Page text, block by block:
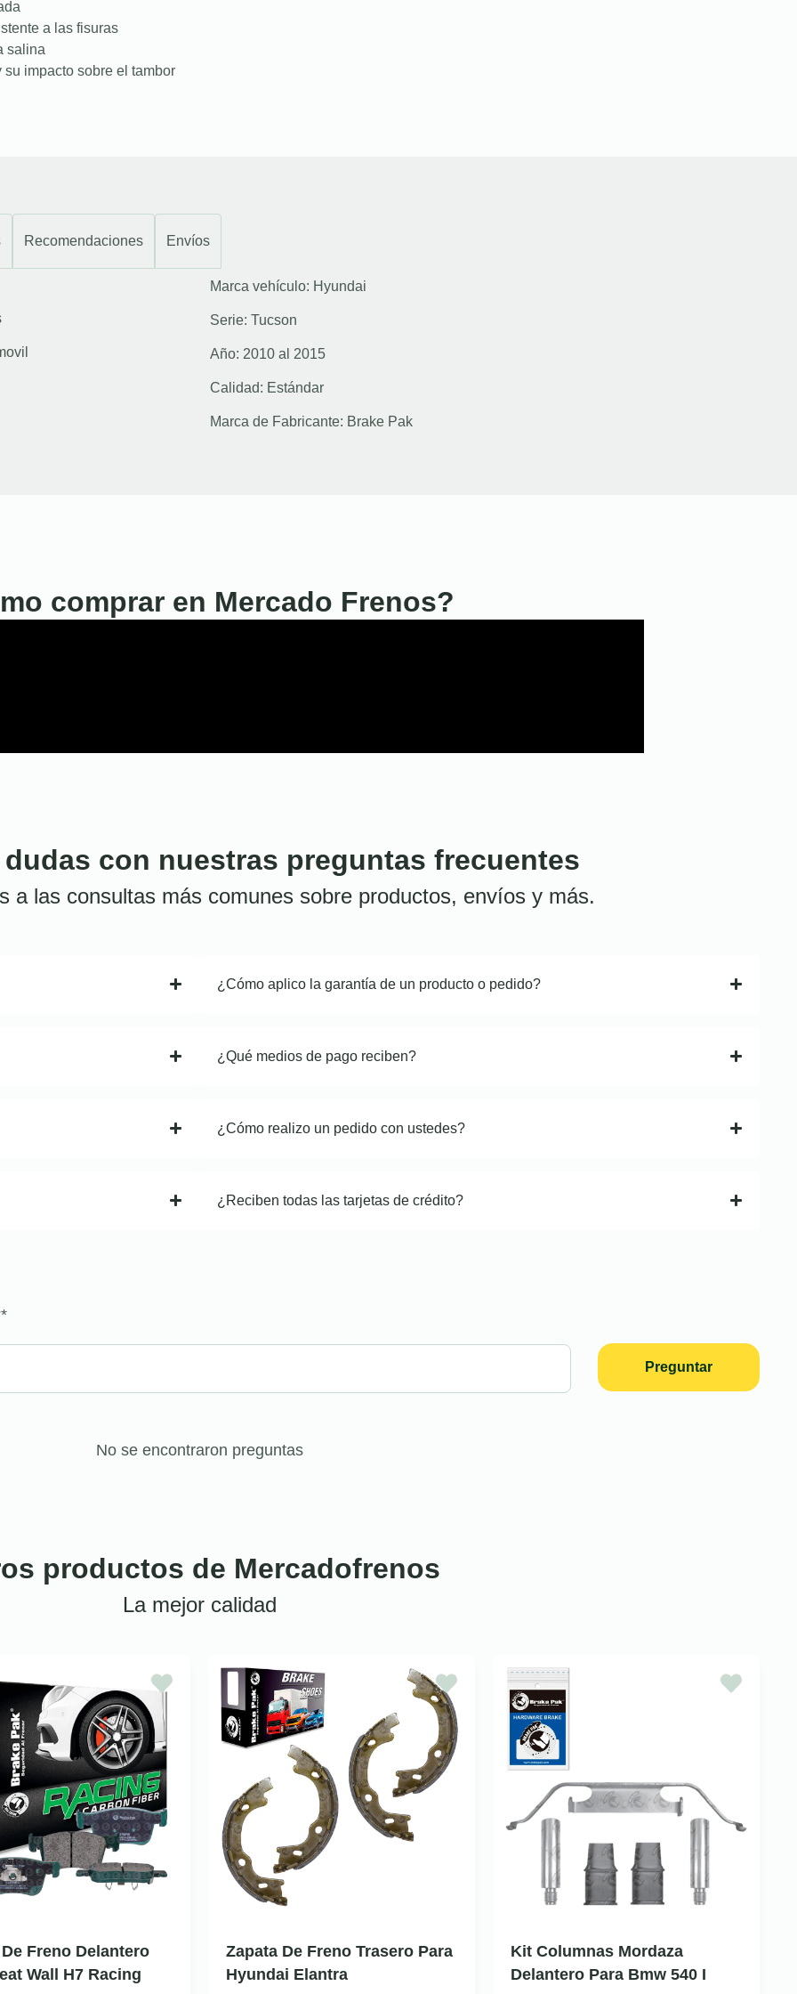
a las fisuras
salina
impacto sobre el tambor
Recomendaciones Envíos
Marca vehículo: Hyundai
Serie: Tucson
Año: 2010 al 2015
Calidad: Estándar
Marca de Fabricante: Brake Pak
comprar en Mercado Frenos?
con nuestras preguntas frecuentes
a las consultas más comunes sobre productos, envíos y más.
¿Cómo aplico la garantía de un producto o pedido?
¿Qué medios de pago reciben?
¿Cómo realizo un pedido con ustedes?
¿Reciben todas las tarjetas de crédito?
*
Preguntar
No se encontraron preguntas
productos de Mercadofrenos
La mejor calidad
Freno Delantero
Wall H7 Racing
Zapata De Freno Trasero Para
Hyundai Elantra
Kit Columnas Mordaza
Delantero Para Bmw 540 I